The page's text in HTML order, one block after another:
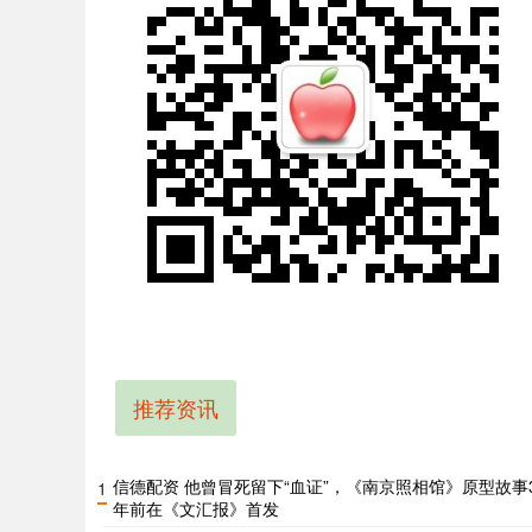
推荐资讯
1 信德配资 他曾冒死留下“血证”，《南京照相馆》原型故
年前在《文汇报》首发